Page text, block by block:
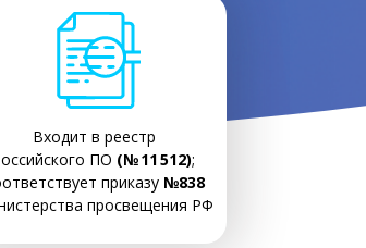
Входит в реестр
ПО (№ 11 512);
приказу №838
просвещения РФ